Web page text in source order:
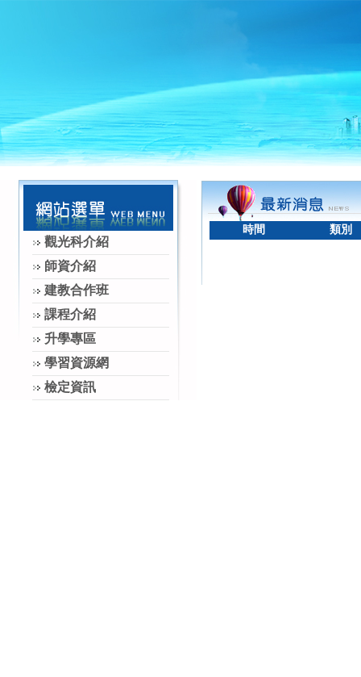
觀光科介紹
師資介紹
建教合作班
課程介紹
升學專區
學習資源網
檢定資訊
時間 類別